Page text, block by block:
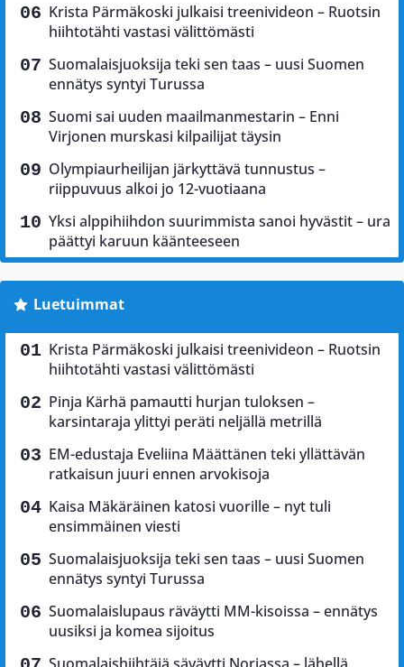
Krista Pärmäkoski julkaisi treenivideon – Ruotsin
hiihtotähti vastasi välittömästi
Suomalaisjuoksija teki sen taas – uusi Suomen
ennätys syntyi Turussa
Suomi sai uuden maailmanmestarin – Enni
Virjonen murskasi kilpailijat täysin
Olympiaurheilijan järkyttävä tunnustus –
riippuvuus alkoi jo 12-vuotiaana
Yksi alppihiihdon suurimmista sanoi hyvästit – ura
päättyi karuun käänteeseen
Luetuimmat
Krista Pärmäkoski julkaisi treenivideon – Ruotsin
hiihtotähti vastasi välittömästi
Pinja Kärhä pamautti hurjan tuloksen –
karsintaraja ylittyi peräti neljällä metrillä
EM-edustaja Eveliina Määttänen teki yllättävän
ratkaisun juuri ennen arvokisoja
Kaisa Mäkäräinen katosi vuorille – nyt tuli
ensimmäinen viesti
Suomalaisjuoksija teki sen taas – uusi Suomen
ennätys syntyi Turussa
Suomalaislupaus räväytti MM-kisoissa – ennätys
uusiksi ja komea sijoitus